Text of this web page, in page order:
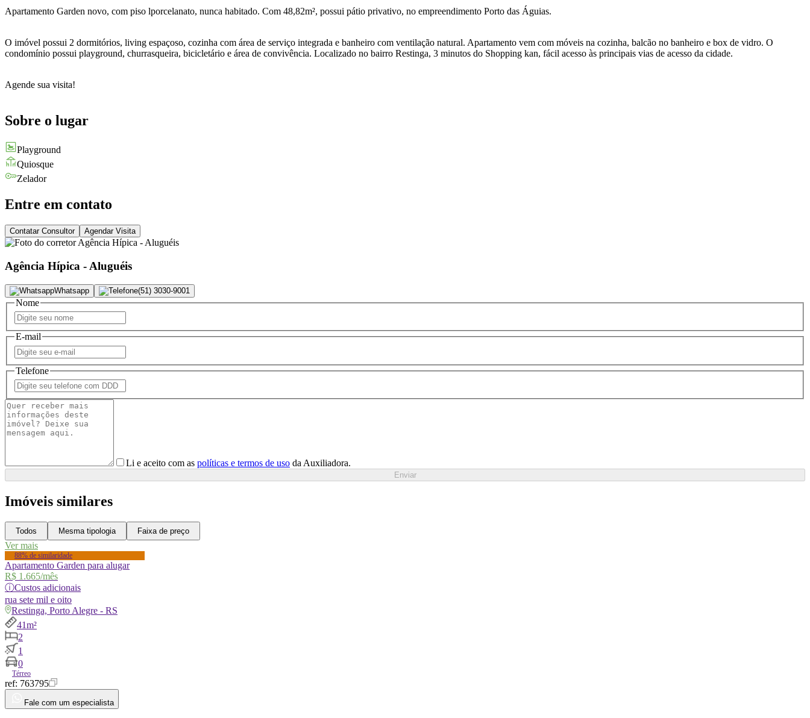
Apartamento Garden novo, com piso lporcelanato, nunca habitado. Com 48,82m², possui pátio privativo, no empreendimento Porto das Águias.
O imóvel possui 2 dormitórios, living espaçoso, cozinha com área de serviço integrada e banheiro com ventilação natural. Apartamento vem com móveis na cozinha, balcão no banheiro e box de vidro. O
condomínio possui playground, churrasqueira, bicicletário e área de convivência. Localizado no bairro Restinga, 3 minutos do Shopping kan, fácil acesso às principais vias de acesso da cidade.
Agende sua visita!
Sobre o lugar
Playground
Quiosque
Zelador
Entre em contato
Contatar Consultor Agendar Visita
Agência Hípica - Aluguéis
Whatsapp (51) 3030-9001
Nome
E-mail
Telefone
Li e aceito com as políticas e termos de uso da Auxiliadora.
Enviar
Imóveis similares
Todos Mesma tipologia Faixa de preço
Ver mais
88% de similaridade
Apartamento Garden para alugar
R$ 1.665/mês
ⓘCustos adicionais
rua sete mil e oito
Restinga, Porto Alegre - RS
41m²
2
1
0
Térreo
ref: 763795
Fale com um especialista